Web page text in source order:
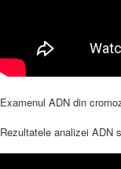
Examenul ADN din
Rezultatele analizei ADN